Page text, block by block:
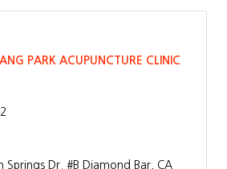
PARK ACUPUNCTURE CLINIC
Springs Dr. #B Diamond Bar, CA